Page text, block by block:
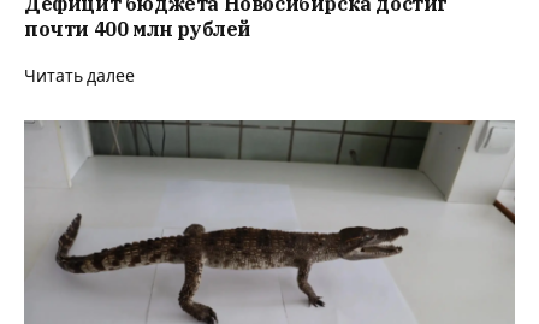
почти 400 млн рублей
Читать далее